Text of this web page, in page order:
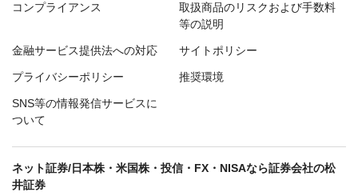
コンプライアンス
取扱商品のリスクおよび手数料
等の説明
金融サービス提供法への対応 サイトポリシー
プライバシーポリシー 推奨環境
SNS等の情報発信サービスに
ついて
ネット証券/日本株・米国株・投信・FX・NISAなら証券会社の松
井証券